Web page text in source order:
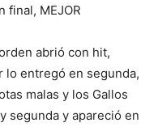
final, MEJOR
abrió con hit,
lo entregó en segunda,
malas y los Gallos
segunda y apareció en